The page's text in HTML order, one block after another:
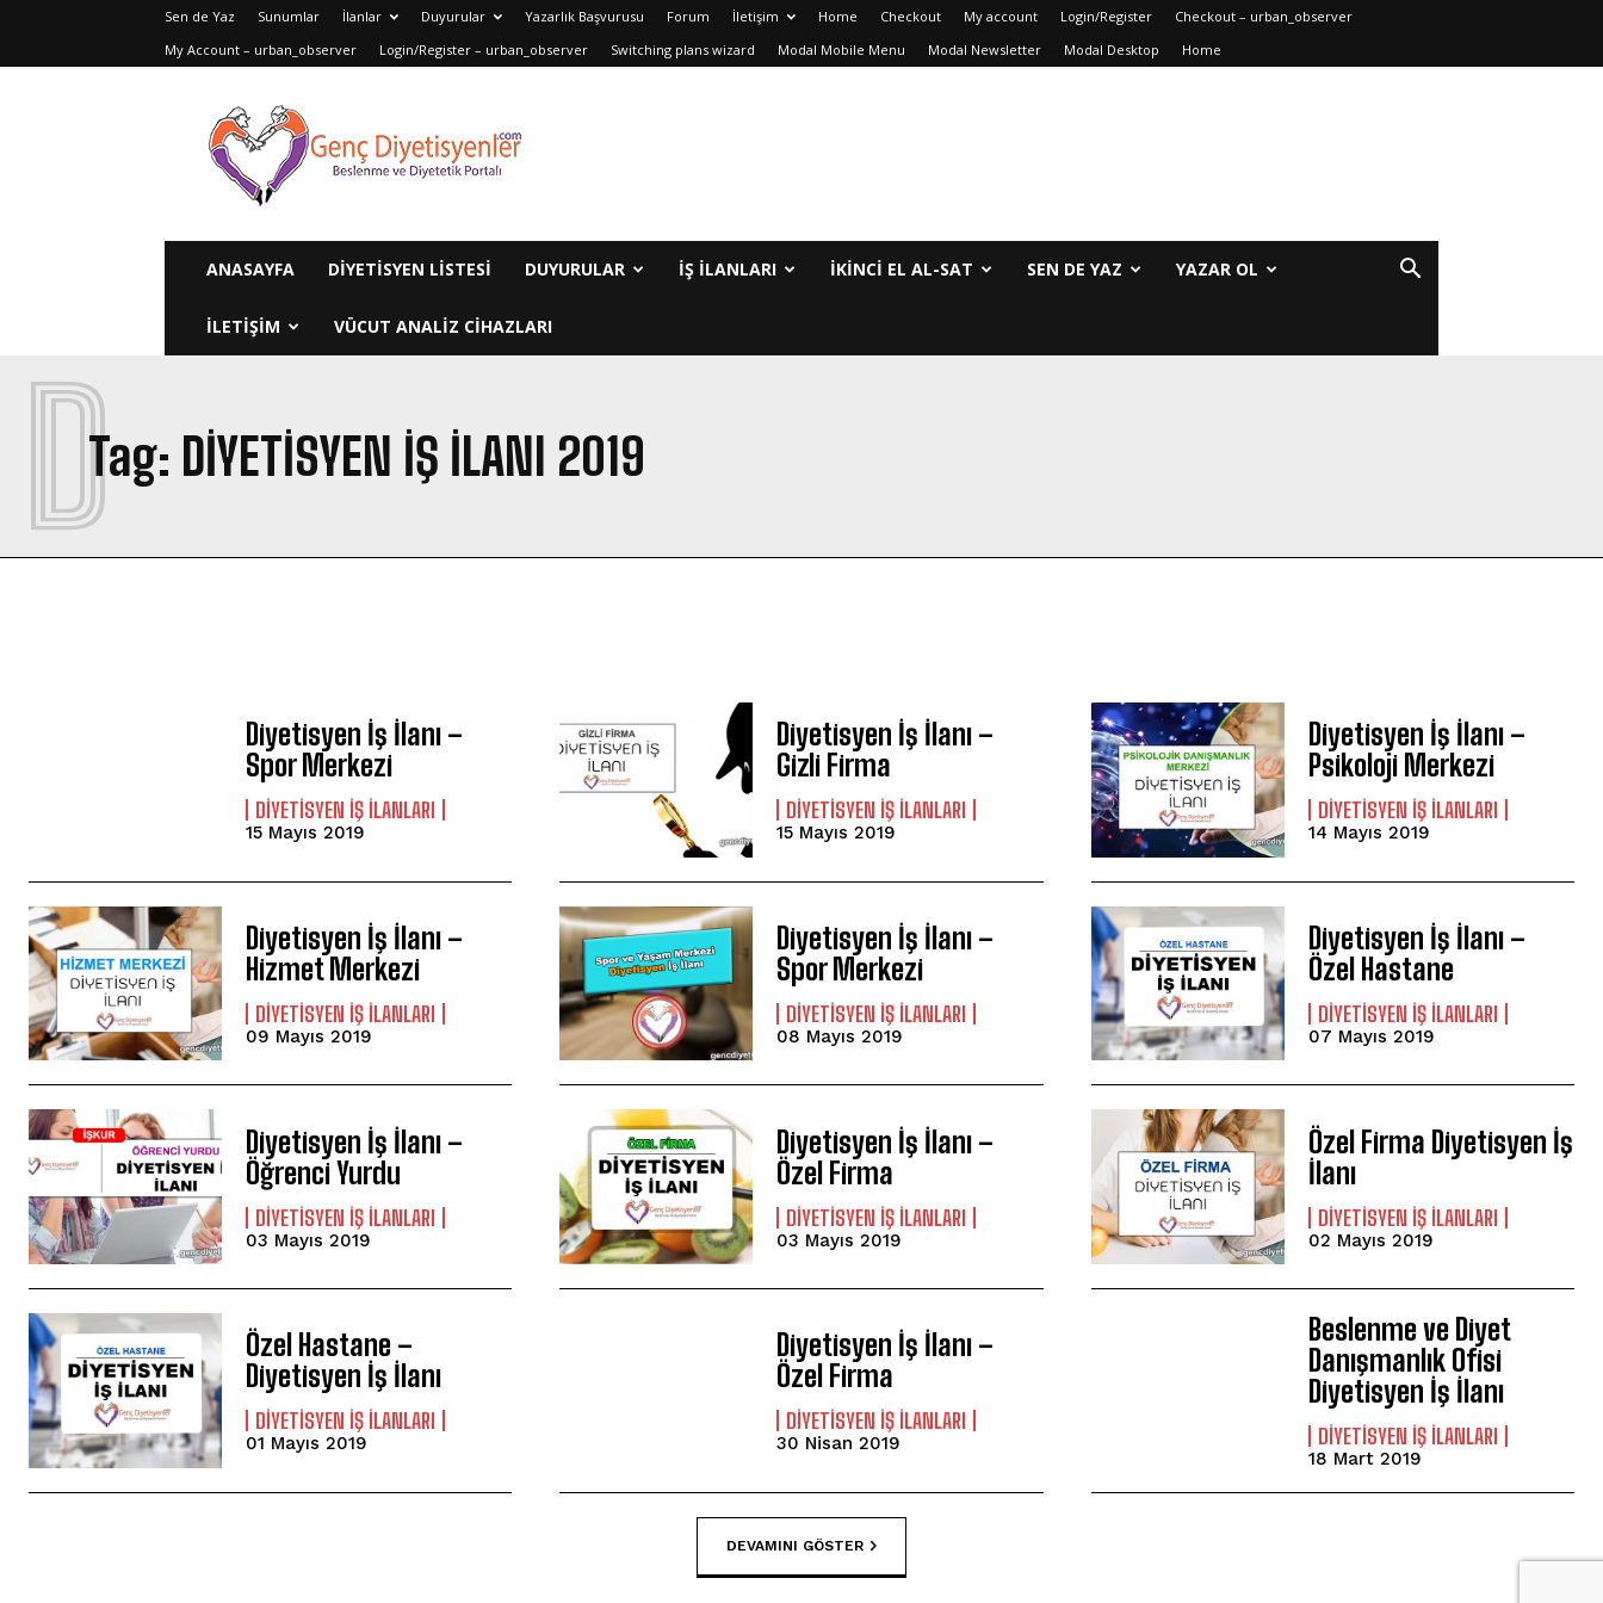
Sen de Yaz Sunumlar İlanlar Duyurular Yazarlık Başvurusu Forum İletişim Home Checkout My account Login/Register
Checkout – urban_observer
My Account – urban_observer
Login/Register – urban_observer Switching plans wizard Modal Mobile Menu Modal Newsletter Modal Desktop Home
Genç
Diyetisyenler
ANASAYFA DIYETISYEN LISTESI DUYURULAR İŞ İLANLARI IKINCI EL AL-SAT SEN DE YAZ YAZAR OL
ILETIŞIM VÜCUT ANALIZ CIHAZLARI
Tag: DIYETISYEN IŞ ILANI 2019
D
Diyetisyen İş İlanı –
Spor Merkezi
DIYETISYEN IŞ ILANLARI
15 Mayıs 2019
Diyetisyen İş İlanı –
Gizli Firma
DIYETISYEN IŞ ILANLARI
15 Mayıs 2019
Diyetisyen İş İlanı –
Psikoloji Merkezi
DIYETISYEN IŞ ILANLARI
14 Mayıs 2019
Diyetisyen İş İlanı –
Hizmet Merkezi
DIYETISYEN IŞ ILANLARI
09 Mayıs 2019
Diyetisyen İş İlanı –
Spor Merkezi
DIYETISYEN IŞ ILANLARI
08 Mayıs 2019
Diyetisyen İş İlanı –
Özel Hastane
DIYETISYEN IŞ ILANLARI
07 Mayıs 2019
Diyetisyen İş İlanı –
Öğrenci Yurdu
DIYETISYEN IŞ ILANLARI
03 Mayıs 2019
Diyetisyen İş İlanı –
Özel Firma
DIYETISYEN IŞ ILANLARI
03 Mayıs 2019
Özel Firma Diyetisyen İş
İlanı
DIYETISYEN IŞ ILANLARI
02 Mayıs 2019
Özel Hastane –
Diyetisyen İş İlanı
DIYETISYEN IŞ ILANLARI
01 Mayıs 2019
Diyetisyen İş İlanı –
Özel Firma
DIYETISYEN IŞ ILANLARI
30 Nisan 2019
Beslenme ve Diyet
Danışmanlık Ofisi
Diyetisyen İş İlanı
DIYETISYEN IŞ ILANLARI
18 Mart 2019
DEVAMINI GÖSTER